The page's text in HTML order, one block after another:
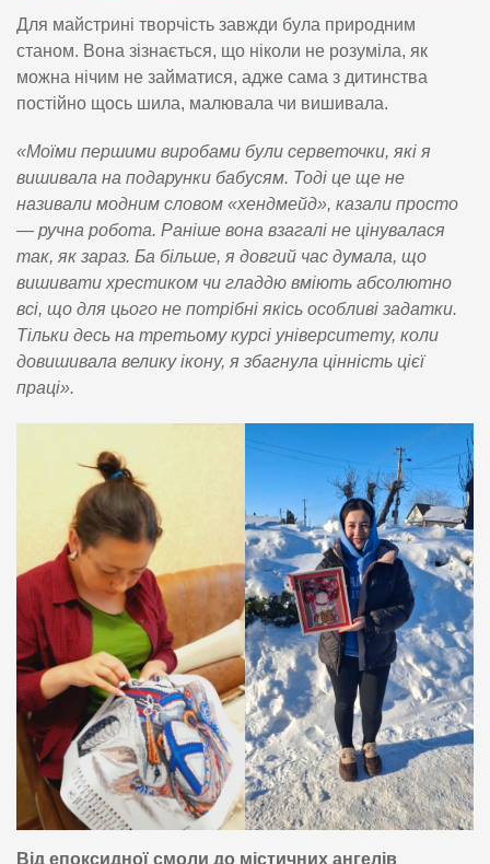
Для майстрині творчість завжди була природним
станом. Вона зізнається, що ніколи не розуміла, як
можна нічим не займатися, адже сама з дитинства
постійно щось шила, малювала чи вишивала.
«Моїми першими виробами були серветочки, які я
вишивала на подарунки бабусям. Тоді це ще не
називали модним словом «хендмейд», казали просто
— ручна робота. Раніше вона взагалі не цінувалася
так, як зараз. Ба більше, я довгий час думала, що
вишивати хрестиком чи гладдю вміють абсолютно
всі, що для цього не потрібні якісь особливі задатки.
Тільки десь на третьому курсі університету, коли
довишивала велику ікону, я збагнула цінність цієї
праці».
Від епоксидної смоли до містичних ангелів